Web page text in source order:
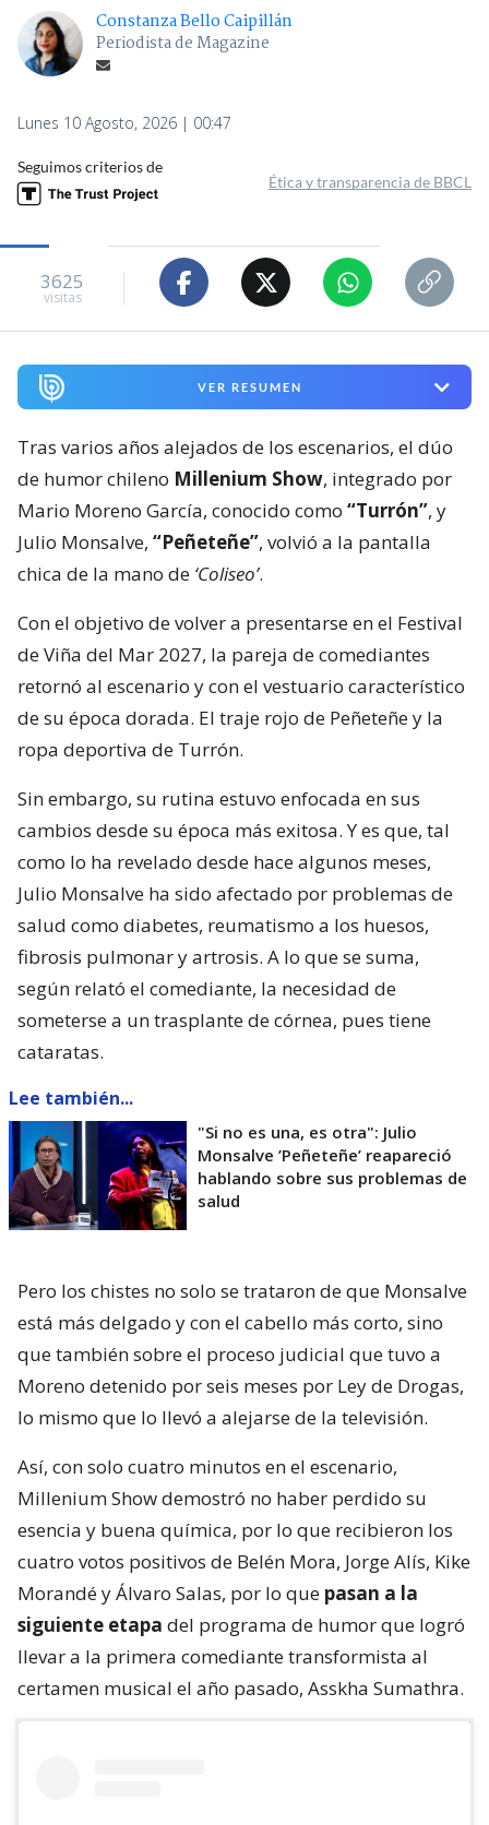
Constanza Bello Caipillán
Periodista de Magazine
Lunes 10 Agosto, 2026 | 00:47
Seguimos criterios de
Ética y transparencia de BBCL
3625
visitas
VER RESUMEN
Tras varios años alejados de los escenarios, el dúo
de humor chileno Millenium Show, integrado por
Mario Moreno García, conocido como “Turrón”, y
Julio Monsalve, “Peñeteñe”, volvió a la pantalla
chica de la mano de ‘Coliseo’.
Con el objetivo de volver a presentarse en el Festival
de Viña del Mar 2027, la pareja de comediantes
retornó al escenario y con el vestuario característico
de su época dorada. El traje rojo de Peñeteñe y la
ropa deportiva de Turrón.
Sin embargo, su rutina estuvo enfocada en sus
cambios desde su época más exitosa. Y es que, tal
como lo ha revelado desde hace algunos meses,
Julio Monsalve ha sido afectado por problemas de
salud como diabetes, reumatismo a los huesos,
fibrosis pulmonar y artrosis. A lo que se suma,
según relató el comediante, la necesidad de
someterse a un trasplante de córnea, pues tiene
cataratas.
Lee también...
"Si no es una, es otra": Julio
Monsalve ’Peñeteñe’ reapareció
hablando sobre sus problemas de
salud
Pero los chistes no solo se trataron de que Monsalve
está más delgado y con el cabello más corto, sino
que también sobre el proceso judicial que tuvo a
Moreno detenido por seis meses por Ley de Drogas,
lo mismo que lo llevó a alejarse de la televisión.
Así, con solo cuatro minutos en el escenario,
Millenium Show demostró no haber perdido su
esencia y buena química, por lo que recibieron los
cuatro votos positivos de Belén Mora, Jorge Alís, Kike
Morandé y Álvaro Salas, por lo que pasan a la
siguiente etapa del programa de humor que logró
llevar a la primera comediante transformista al
certamen musical el año pasado, Asskha Sumathra.